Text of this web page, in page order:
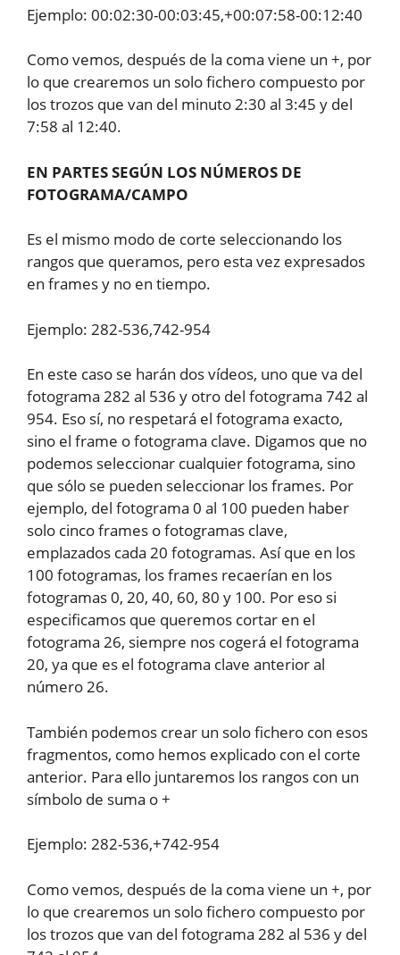
Ejemplo: 00:02:30-00:03:45,+00:07:58-00:12:40
Como vemos, después de la coma viene un +, por
lo que crearemos un solo fichero compuesto por
los trozos que van del minuto 2:30 al 3:45 y del
7:58 al 12:40.
EN PARTES SEGÚN LOS NÚMEROS DE
FOTOGRAMA/CAMPO
Es el mismo modo de corte seleccionando los
rangos que queramos, pero esta vez expresados
en frames y no en tiempo.
Ejemplo: 282-536,742-954
En este caso se harán dos vídeos, uno que va del
fotograma 282 al 536 y otro del fotograma 742 al
954. Eso sí, no respetará el fotograma exacto,
sino el frame o fotograma clave. Digamos que no
podemos seleccionar cualquier fotograma, sino
que sólo se pueden seleccionar los frames. Por
ejemplo, del fotograma 0 al 100 pueden haber
solo cinco frames o fotogramas clave,
emplazados cada 20 fotogramas. Así que en los
100 fotogramas, los frames recaerían en los
fotogramas 0, 20, 40, 60, 80 y 100. Por eso si
especificamos que queremos cortar en el
fotograma 26, siempre nos cogerá el fotograma
20, ya que es el fotograma clave anterior al
número 26.
También podemos crear un solo fichero con esos
fragmentos, como hemos explicado con el corte
anterior. Para ello juntaremos los rangos con un
símbolo de suma o +
Ejemplo: 282-536,+742-954
Como vemos, después de la coma viene un +, por
lo que crearemos un solo fichero compuesto por
los trozos que van del fotograma 282 al 536 y del